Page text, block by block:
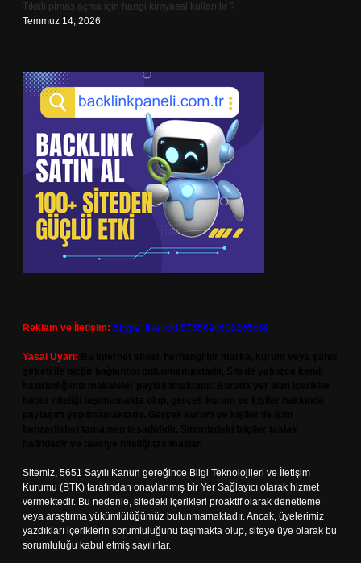
Tıkalı pimaş açma için hangi kimyasal kullanılır ?
Temmuz 14, 2026
Reklam ve İletişim: Skype: live:.cid.575569c608265c69
Yasal Uyarı:
Sitemiz, 5651 Sayılı Kanun gereğince Bilgi Teknolojileri ve İletişim
Kurumu (BTK) tarafından onaylanmış bir Yer Sağlayıcı olarak hizmet
vermektedir. Bu nedenle, sitedeki içerikleri proaktif olarak denetleme
veya araştırma yükümlülüğümüz bulunmamaktadır. Ancak, üyelerimiz
yazdıkları içeriklerin sorumluluğunu taşımakta olup, siteye üye olarak bu
sorumluluğu kabul etmiş sayılırlar.